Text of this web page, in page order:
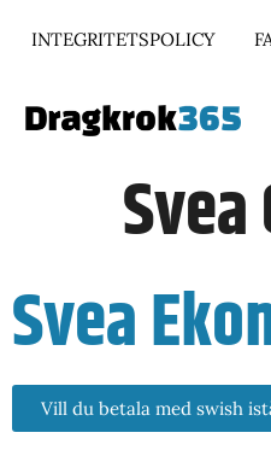
INTEGRITETSPOLICY
Svea
Vill du betala med swish